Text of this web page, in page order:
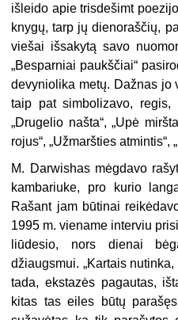
išleido apie trisdešimt
knygų, tarp jų dienoraščių,
viešai išsakytą savo
„Besparniai paukščiai“
devyniolika metų. Dažnas jo
taip pat simbolizavo, regis,
„Drugelio našta“, „Upė
rojus“, „Užmaršties atmintis“,
M. Darwishas mėgdavo
kambariuke, pro kurio
Rašant jam būtinai
1995 m. viename interviu
liūdesio, nors dienai
džiaugsmui. „Kartais
tada, ekstazės pagautas,
kitas tas eiles būtų